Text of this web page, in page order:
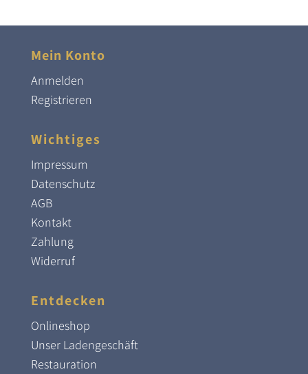
Mein Konto
Anmelden
Registrieren
Wichtiges
Impressum
Datenschutz
AGB
Kontakt
Zahlung
Widerruf
Entdecken
Onlineshop
Unser Ladengeschäft
Restauration